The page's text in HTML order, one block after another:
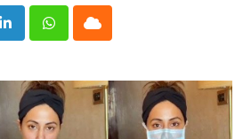
LinkedInWhatsappCloud